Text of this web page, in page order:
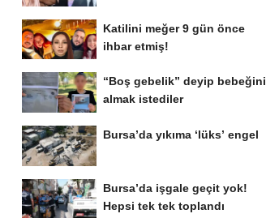
Katilini meğer 9 gün önce
ihbar etmiş!
“Boş gebelik” deyip bebeğini
almak istediler
Bursa’da yıkıma ‘lüks’ engel
Bursa’da işgale geçit yok!
Hepsi tek tek toplandı